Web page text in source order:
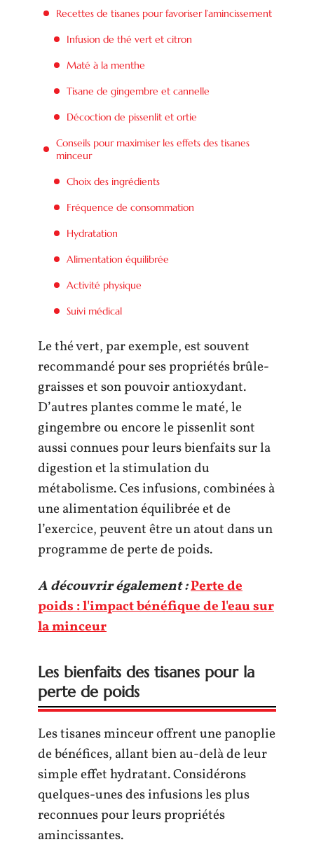
Recettes de tisanes pour favoriser l’amincissement
Infusion de thé vert et citron
Maté à la menthe
Tisane de gingembre et cannelle
Décoction de pissenlit et ortie
Conseils pour maximiser les effets des tisanes
minceur
Choix des ingrédients
Fréquence de consommation
Hydratation
Alimentation équilibrée
Activité physique
Suivi médical
Le thé vert, par exemple, est souvent
recommandé pour ses propriétés brûle-
graisses et son pouvoir antioxydant.
D’autres plantes comme le maté, le
gingembre ou encore le pissenlit sont
aussi connues pour leurs bienfaits sur la
digestion et la stimulation du
métabolisme. Ces infusions, combinées à
une alimentation équilibrée et de
l’exercice, peuvent être un atout dans un
programme de perte de poids.
A découvrir également :Perte de
poids : l'impact bénéfique de l'eau sur
la minceur
Les bienfaits des tisanes pour la
perte de poids
Les tisanes minceur offrent une panoplie
de bénéfices, allant bien au-delà de leur
simple effet hydratant. Considérons
quelques-unes des infusions les plus
reconnues pour leurs propriétés
amincissantes.